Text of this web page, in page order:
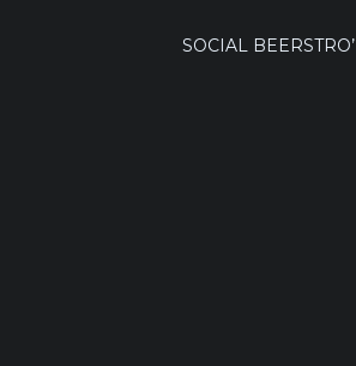
SOCIAL BEERSTRO’